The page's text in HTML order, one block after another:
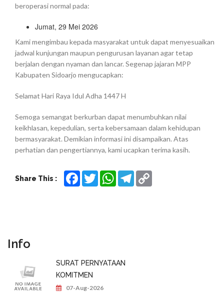
beroperasi normal pada:
Jumat, 29 Mei 2026
Kami mengimbau kepada masyarakat untuk dapat menyesuaikan
jadwal kunjungan maupun pengurusan layanan agar tetap
berjalan dengan nyaman dan lancar. Segenap jajaran MPP
Kabupaten Sidoarjo mengucapkan:
Selamat Hari Raya Idul Adha 1447 H
Semoga semangat berkurban dapat menumbuhkan nilai
keikhlasan, kepedulian, serta kebersamaan dalam kehidupan
bermasyarakat. Demikian informasi ini disampaikan. Atas
perhatian dan pengertiannya, kami ucapkan terima kasih.
Share This : Facebook
TwitterWhatsAppTelegram
Info
SURAT PERNYATAAN
KOMITMEN
07-Aug-2026